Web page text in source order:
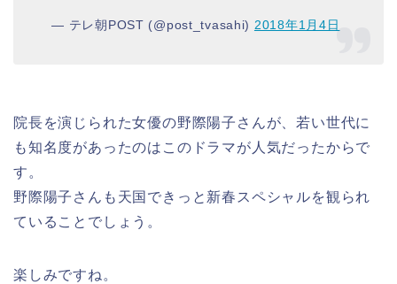
— テレ朝POST (@post_tvasahi) 2018年1月4日
院長を演じられた女優の野際陽子さんが、若い世代に
も知名度があったのはこのドラマが人気だったからで
す。
野際陽子さんも天国できっと新春スペシャルを観られ
ていることでしょう。
楽しみですね。